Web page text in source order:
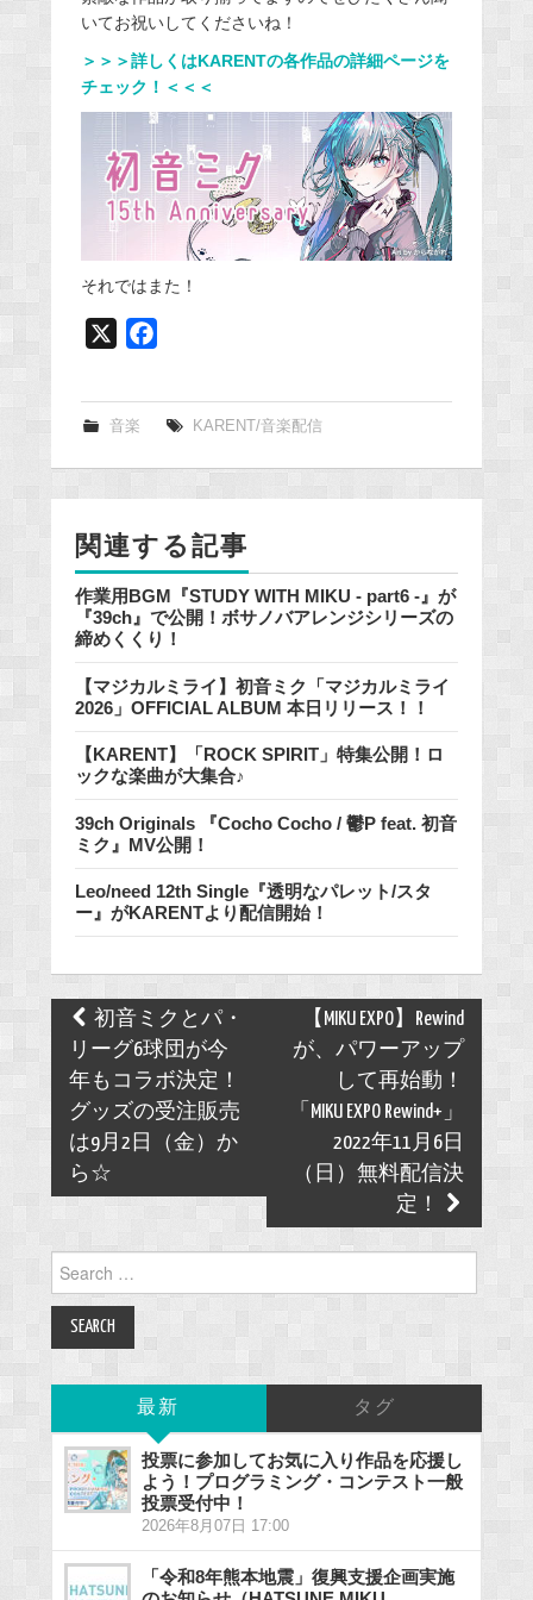
いてお祝いしてくださいね！
＞＞＞詳しくはKARENTの各作品の詳細ページを
チェック！＜＜＜
それではまた！
e
k
音楽 KARENT/音楽配信
関連する記事
作業用BGM『STUDY WITH MIKU - part6 -』が
『39ch』で公開！ボサノバアレンジシリーズの
締めくくり！
【マジカルミライ】初音ミク「マジカルミライ
2026」OFFICIAL ALBUM 本日リリース！！
【KARENT】「ROCK SPIRIT」特集公開！ロ
ックな楽曲が大集合♪
39ch Originals 『Cocho Cocho / 鬱P feat. 初音
ミク』MV公開！
Leo/need 12th Single『透明なパレット/スタ
ー』がKARENTより配信開始！
Post
navigation
初音ミクとパ・
リーグ6球団が今
年もコラボ決定！
グッズの受注販売
は9月2日（金）か
ら☆
【MIKU EXPO】Rewind
が、パワーアップ
して再始動！
「MIKU EXPO Rewind+」
2022年11月6日
（日）無料配信決
定！
for:
最新 タグ
投票に参加してお気に入り作品を応援し
よう！プログラミング・コンテスト一般
投票受付中！
2026年8月07日 17:00
「令和8年熊本地震」復興支援企画実施